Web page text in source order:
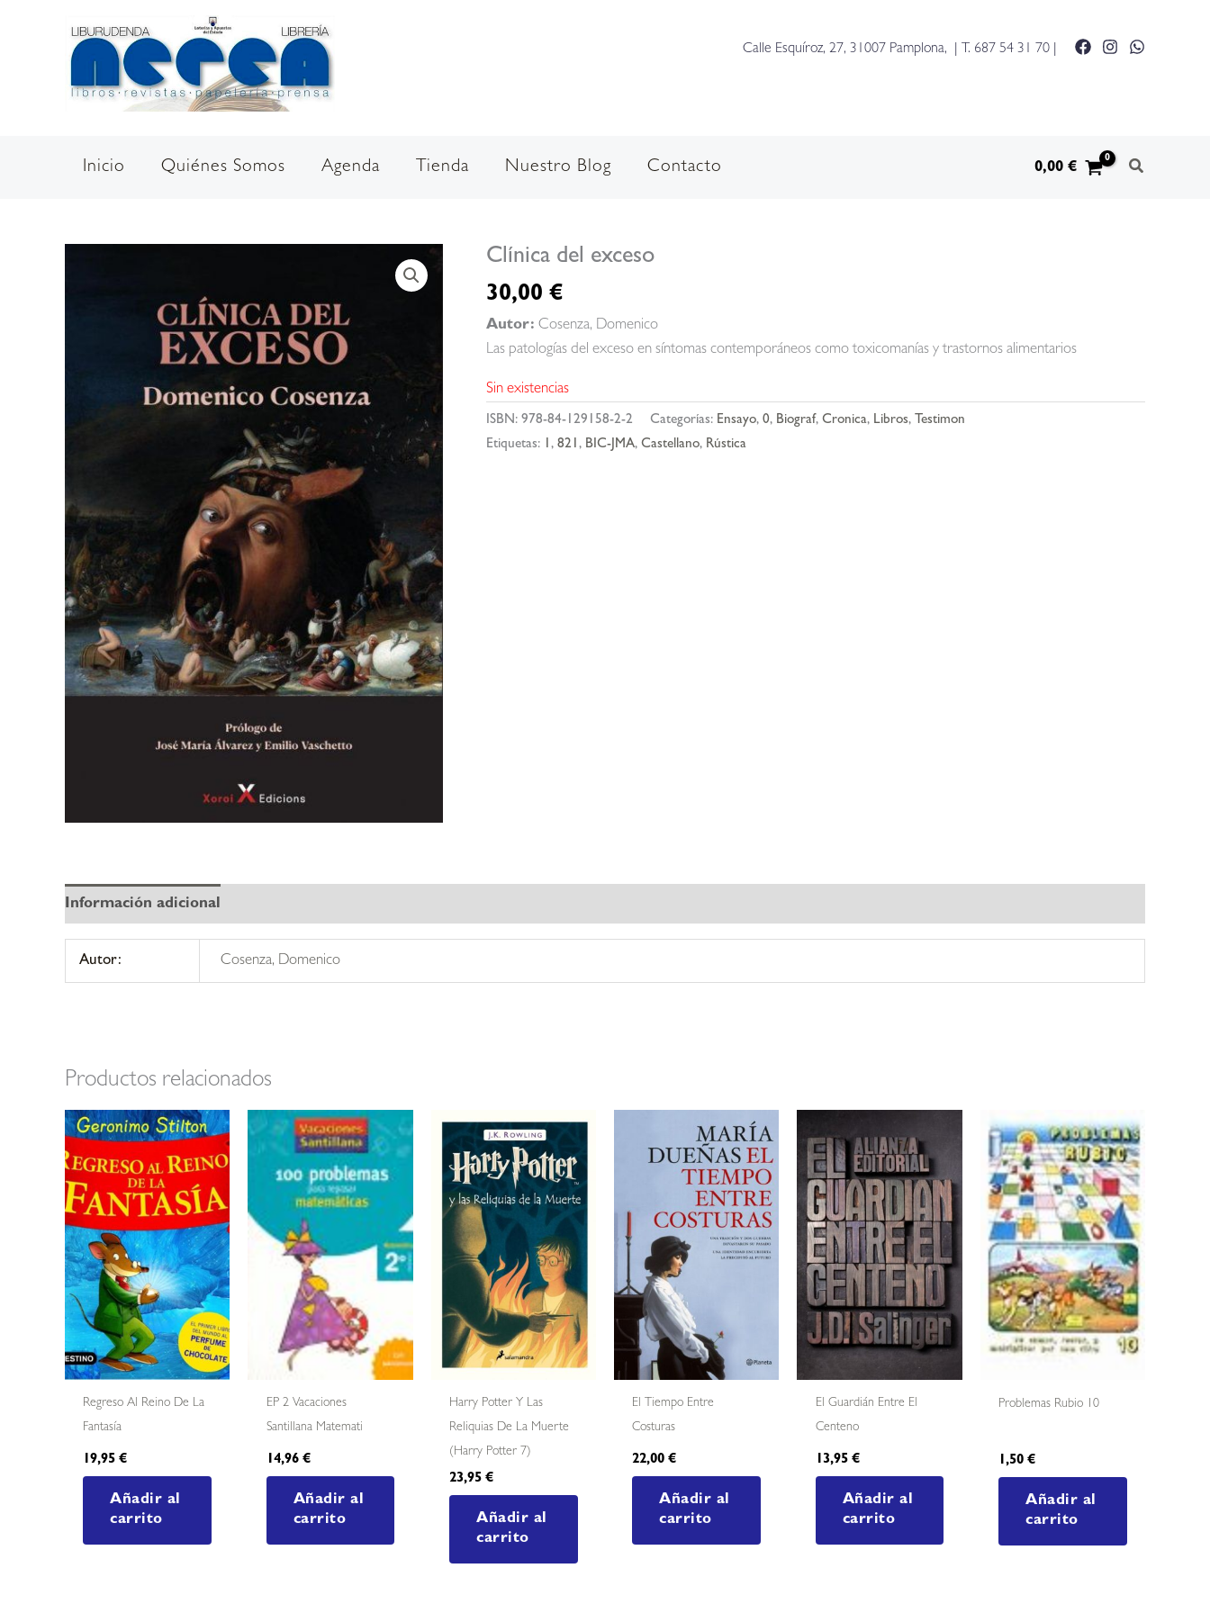
Calle Esquíroz, 27, 31007 Pamplona, | T. 687 54 31 70
Inicio Quiénes Somos Agenda Tienda Nuestro Blog Contacto 0,00€
Clínica del exceso
30,00 €
Autor: Cosenza, Domenico
Las patologías del exceso en síntomas contemporáneos como toxicomanías y trastornos alimentarios
Sin existencias
ISBN: 978-84-129158-2-2 Categorías: Ensayo, 0, Biograf, Cronica, Libros, Testimon
Etiquetas: 1 , 821 , BIC-JMA, Castellano, Rústica
Información adicional
Autor: Cosenza, Domenico
Productos relacionados
Regreso Al Reino De La
Fantasía
19,95€
Añadir al
carrito
EP 2 Vacaciones
Santillana Matemati
14,96 €
Añadir al
carrito
Harry Potter Y Las
Reliquias De La Muerte
(harry Potter 7)
23,95€
Añadir al
carrito
El Tiempo Entre
Costuras
22,00€
Añadir al
carrito
El Guardián Entre El
Centeno
13,95 €
Añadir al
carrito
Problemas Rubio 10
1,50€
Añadir al
carrito